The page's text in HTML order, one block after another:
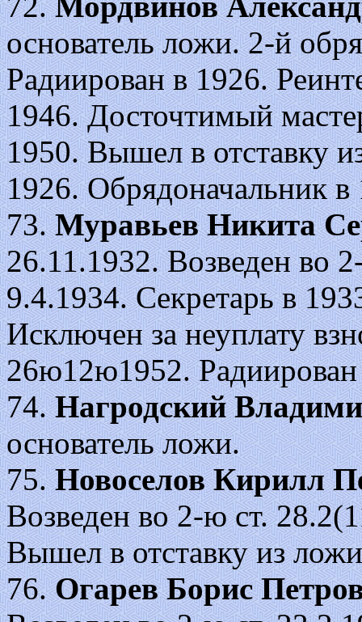
основатель ложи. 2-й
Радиирован в 1926.
1946. Досточтимый
1950. Вышел в отставку
1926. Обрядоначальник
73.Муравьев Никита
26.11.1932. Возведен во
9.4.1934. Секретарь в
Исключен за неуплату
26ю12ю1952.
74.Нагродский
основатель ложи.
75.Новоселов Кирилл
Возведен во 2-ю ст.
Вышел в отставку из
76.Огарев Борис